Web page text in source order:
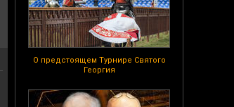
О предстоящем Турнире Святого
Георгия